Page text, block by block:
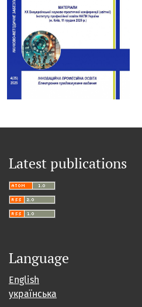
Latest publications
Language
English
українська